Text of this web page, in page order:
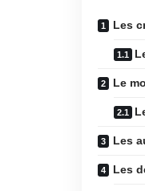
Les
Le
Les
Les